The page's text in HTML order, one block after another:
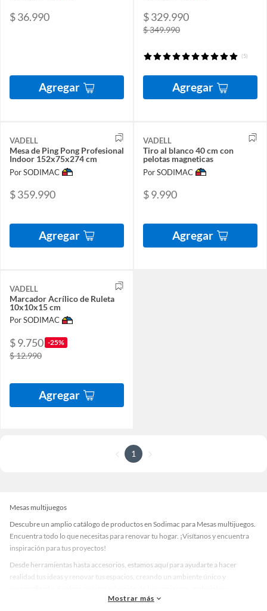
$ 36.990
Agregar
$ 329.990
$ 349.990
(5)
Agregar
VADELL
Mesa de Ping Pong Profesional
Indoor 152x75x274 cm
Por SODIMAC
$ 359.990
Agregar
VADELL
Tiro al blanco 40 cm con
pelotas magneticas
Por SODIMAC
$ 9.990
Agregar
VADELL
Marcador Acrílico de Ruleta
10x10x15 cm
Por SODIMAC
$ 9.750 -25%
$ 12.990
Agregar
1
Mesas multijuegos
Descubre un amplio catálogo de productos en Sodimac para Mesas multijuegos.
Encuentra todo lo que necesitas para renovar tu hogar. ¡Visítanos y encuentra
inspiración para tus proyectos!
Desde herramientas hasta accesorios, estamos aquí para ayudarte a hacer
realidad tus ideas y renovar tus espacios, creando un ambiente único y
accesorios de calidad que te ayudarán a crear un espacio más tú.
Mostrar más